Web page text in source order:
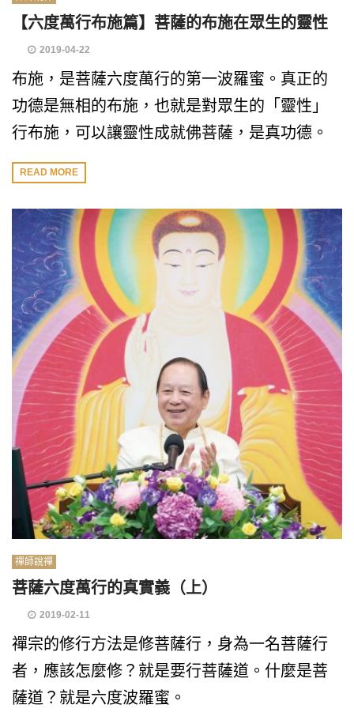
【六度萬行布施篇】菩薩的布施在眾生的靈性
2019-04-22
布施，是菩薩六度萬行的第一波羅蜜。真正的
功德是無相的布施，也就是對眾生的「靈性」
行布施，可以讓靈性成就佛菩薩，是真功德。
READ MORE
禪師說禪
菩薩六度萬行的真實義（上）
2019-02-11
禪宗的修行方法是修菩薩行，身為一名菩薩行
者，應該怎麼修？就是要行菩薩道。什麼是菩
薩道？就是六度波羅蜜。